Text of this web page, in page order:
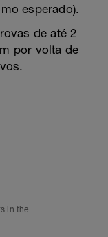
esperado).
de até 2
por volta de
in the